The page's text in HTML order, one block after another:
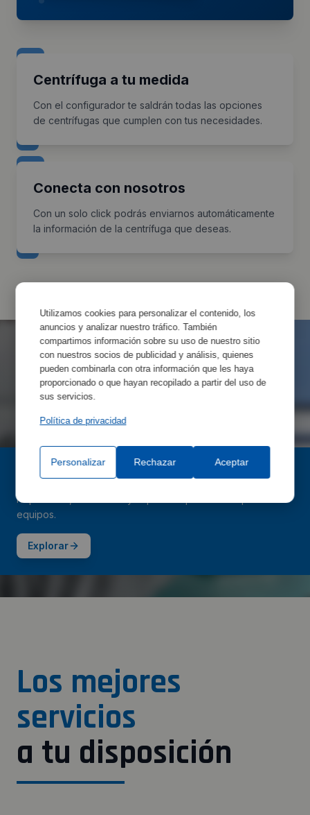
Centrífuga a tu medida
Con el configurador te saldrán todas las opciones
de centrífugas que cumplen con tus necesidades.
Conecta con nosotros
Con un solo click podrás enviarnos automáticamente
la información de la centrífuga que deseas.
Servicios técnicos
Reparación, calibración y soporte especializado para tus
equipos.
Explorar
Los mejores
servicios
a tu disposición
Utilizamos cookies para personalizar el contenido, los
anuncios y analizar nuestro tráfico. También
compartimos información sobre su uso de nuestro sitio
con nuestros socios de publicidad y análisis, quienes
pueden combinarla con otra información que les haya
proporcionado o que hayan recopilado a partir del uso de
sus servicios.
Política de privacidad
Personalizar Rechazar Aceptar